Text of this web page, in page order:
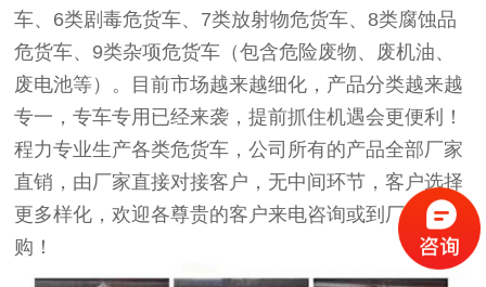
车、6类剧毒危货车、7类放射物危货车、8类腐蚀品
危货车、9类杂项危货车（包含危险废物、废机油、
废电池等）。目前市场越来越细化，产品分类越来越
专一，专车专用已经来袭，提前抓住机遇会更便利！
程力专业生产各类危货车，公司所有的产品全部厂家
直销，由厂家直接对接客户，无中间环节，客户选择
更多样化，欢迎各尊贵的客户来电咨询或到厂参观订
购！